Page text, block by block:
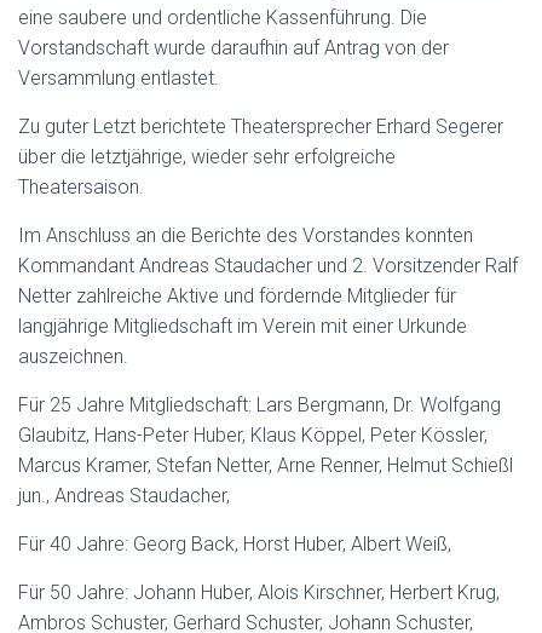
eine saubere und ordentliche Kassenführung. Die
Vorstandschaft wurde daraufhin auf Antrag von der
Versammlung entlastet.
Zu guter Letzt berichtete Theatersprecher Erhard Segerer
über die letztjährige, wieder sehr erfolgreiche
Theatersaison.
Im Anschluss an die Berichte des Vorstandes konnten
Kommandant Andreas Staudacher und 2. Vorsitzender Ralf
Netter zahlreiche Aktive und fördernde Mitglieder für
langjährige Mitgliedschaft im Verein mit einer Urkunde
auszeichnen.
Für 25 Jahre Mitgliedschaft: Lars Bergmann, Dr. Wolfgang
Glaubitz, Hans-Peter Huber, Klaus Köppel, Peter Kössler,
Marcus Kramer, Stefan Netter, Arne Renner, Helmut Schießl
jun., Andreas Staudacher,
Für 40 Jahre: Georg Back, Horst Huber, Albert Weiß,
Für 50 Jahre: Johann Huber, Alois Kirschner, Herbert Krug,
Ambros Schuster, Gerhard Schuster, Johann Schuster,